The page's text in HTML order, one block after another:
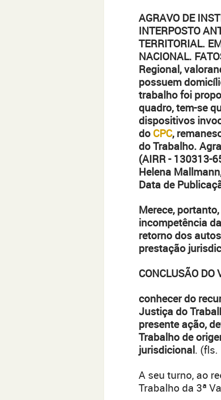
AGRAVO DE
INTERPOSTO
TERRITORIAL.
NACIONAL.
Regional,
possuem
trabalho foi
quadro, tem-se
dispositivos
do CPC,
do Trabalho.
(AIRR - 130313-
Helena
Data de
Merece,
incompetência
retorno dos
prestação
CONCLUSÃO DO
conhecer do
Justiça do
presente ação,
Trabalho de
jurisdicional.
A seu turno, ao
Trabalho da 3ª